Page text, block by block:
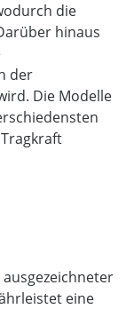
die
hinaus
der
Die Modelle
eine